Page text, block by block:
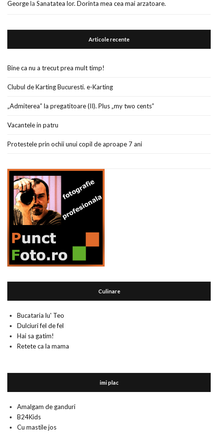
Georgela Sanatatea lor. Dorinta mea cea mai arzatoare.
Articole recente
Bine ca nu a trecut prea mult timp!
Clubul de Karting Bucuresti. e-Karting
„Admiterea” la pregatitoare (II). Plus „my two cents”
Vacantele in patru
Protestele prin ochii unui copil de aproape 7 ani
Culinare
Bucataria lu' Teo
Dulciuri fel de fel
Hai sa gatim!
Retete ca la mama
imi plac
Amalgam de ganduri
B24Kids
Cu mastile jos